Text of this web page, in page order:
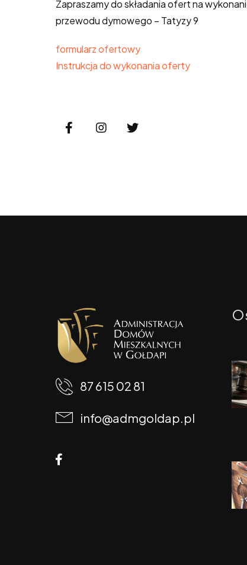
Zapraszamy do składania ofert na
przewodu dymowego – Tatyzy 9
formularz ofertowy
Instrukcja do wykonania oferty
87 615 02 81
info@admgoldap.pl